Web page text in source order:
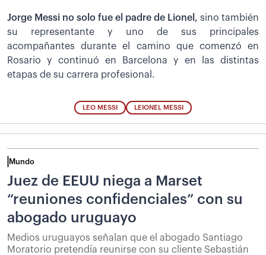
Jorge Messi no solo fue el padre de Lionel, sino también
su representante y uno de sus principales
acompañantes durante el camino que comenzó en
Rosario y continuó en Barcelona y en las distintas
etapas de su carrera profesional.
LEO MESSI LEIONEL MESSI
Mundo
Juez de EEUU niega a Marset
“reuniones confidenciales” con su
abogado uruguayo
Medios uruguayos señalan que el abogado Santiago
Moratorio pretendía reunirse con su cliente Sebastián